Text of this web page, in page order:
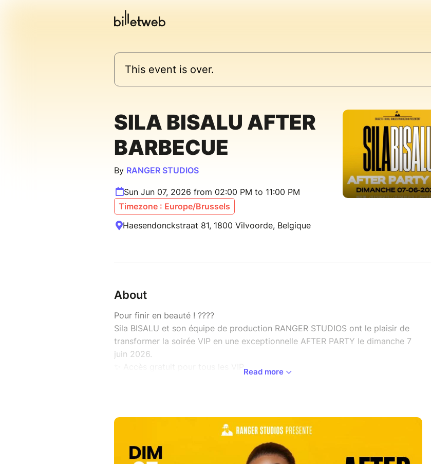
This event is over.
SILA BISALU AFTER
BARBECUE
By RANGER STUDIOS
Sun Jun 07, 2026 from 02:00 PM to 11:00 PM
Timezone : Europe/Brussels
Haesendonckstraat 81, 1800 Vilvoorde, Belgique
About
Pour finir en beauté ! ????
Sila BISALU et son équipe de production RANGER STUDIOS ont le plaisir de
transformer la soirée VIP en une exceptionnelle AFTER PARTY le dimanche 7
juin 2026.
✨ Accès gratuit pour tous les VIP.
???? Grillades
???? Musique & ambiance festive
???? Dimanche 7 juin 2026 à partir de 14h00
???? Steenblockhoeve
Read more